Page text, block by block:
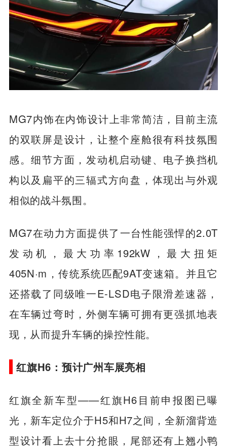
MG7内饰在内饰设计上非常简洁，目前主流
的双联屏是设计，让整个座舱很有科技氛围
感。细节方面，发动机启动键、电子换挡机
构以及扁平的三辐式方向盘，体现出与外观
相似的战斗氛围。
MG7在动力方面提供了一台性能强悍的2.0T
发动机，最大功率192kW，最大扭矩
405N·m，传统系统匹配9AT变速箱。并且它
还搭载了同级唯一E-LSD电子限滑差速器，
在车辆过弯时，外侧车辆可拥有更强抓地表
现，从而提升车辆的操控性能。
红旗H6：预计广州车展亮相
红旗全新车型——红旗H6目前申报图已曝
光，新车定位介于H5和H7之间，全新溜背造
型设计看上去十分抢眼，尾部还有上翘小鸭